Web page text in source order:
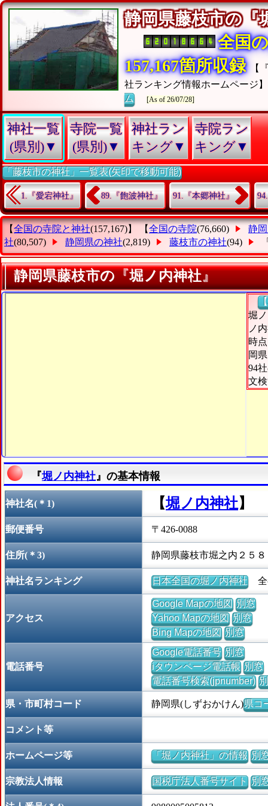
静岡県藤枝市の『
全国
157,167箇所収録
【
社ランキング情報ホームページ
ム
[As of 26/07/28]
神社一覧
(県別)▼
寺院一覧
(県別)▼
神社ラン
キング▼
寺院ラン
キング▼
「藤枝市の神社」一覧表(矢印で移動可能)
1.『愛宕神社』 89.『飽波神社』 91.『本郷神社』
【全国の寺院と神社(157,167)】 【全国の寺院(76,660)
静
社(80,507) 静岡県の神社(2,819) 藤枝市の神社(94)
静岡県藤枝市の『堀ノ内神社』
堀
ノ
時
岡
94
文
『堀ノ内神社』の基本情報
神社名(＊1) 【堀ノ内神社】
郵便番号 〒426-0088
住所(＊3) 静岡県藤枝市堀之内２５
神社名ランキング 日本全国の堀ノ内神社全
アクセス
Google Mapの地図 別窓
Yahoo Mapの地図 別窓
Bing Mapの地図 別窓
電話番号
Google電話番号 別窓
iタウンページ電話帳 別窓
電話番号検索(jpnumber)
県・市町村コード 静岡県(しずおかけん)県コ
コメント等
ホームページ等 「堀ノ内神社」の情報 別
宗教法人情報 国税庁法人番号サイト 別